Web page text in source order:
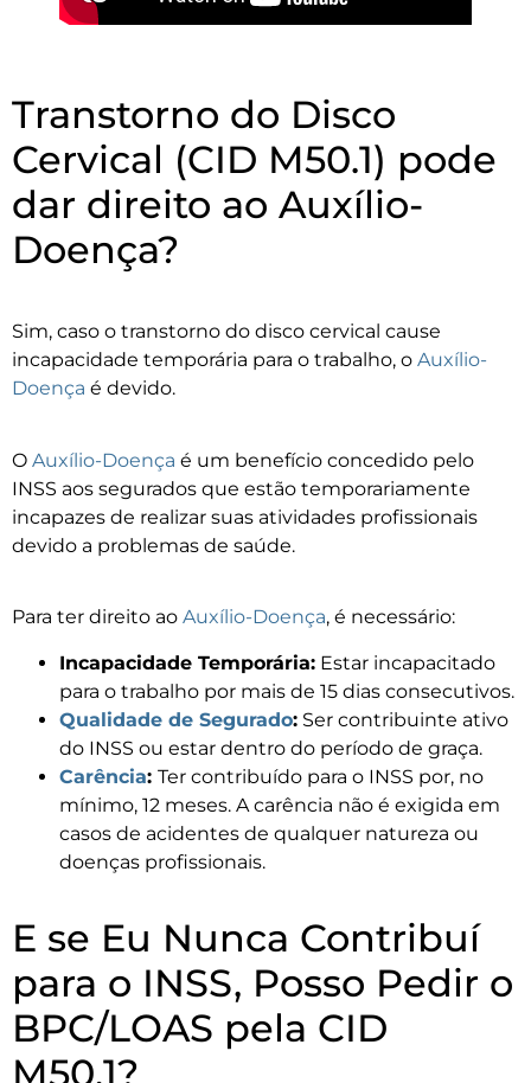
Transtorno do Disco
Cervical (CID M50.1) pode
dar direito ao Auxílio-
Doença?
Sim, caso o transtorno do disco cervical cause
incapacidade temporária para o trabalho, o Auxílio-
Doença é devido.
O Auxílio-Doença é um benefício concedido pelo
INSS aos segurados que estão temporariamente
incapazes de realizar suas atividades profissionais
devido a problemas de saúde.
Para ter direito ao Auxílio-Doença, é necessário:
Incapacidade Temporária: Estar incapacitado
para o trabalho por mais de 15 dias consecutivos.
Qualidade de Segurado: Ser contribuinte ativo
do INSS ou estar dentro do período de graça.
Carência: Ter contribuído para o INSS por, no
mínimo, 12 meses. A carência não é exigida em
casos de acidentes de qualquer natureza ou
doenças profissionais.
E se Eu Nunca Contribuí
para o INSS, Posso Pedir o
BPC/LOAS pela CID
M50.1?